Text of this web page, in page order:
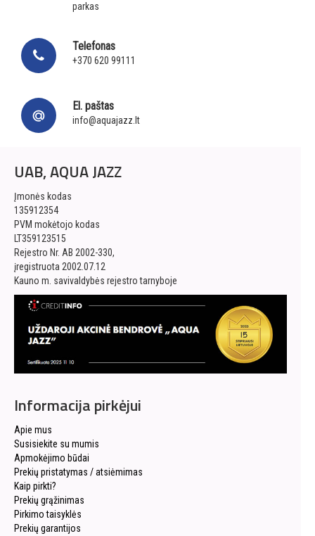
parkas
Telefonas
+370 620 99111
El. paštas
info@aquajazz.lt
UAB, AQUA JAZZ
Įmonės kodas
135912354
PVM mokėtojo kodas
LT359123515
Rejestro Nr. AB 2002-330,
įregistruota 2002.07.12
Kauno m. savivaldybės rejestro tarnyboje
Informacija pirkėjui
Apie mus
Susisiekite su mumis
Apmokėjimo būdai
Prekių pristatymas / atsiėmimas
Kaip pirkti?
Prekių grąžinimas
Pirkimo taisyklės
Prekių garantijos